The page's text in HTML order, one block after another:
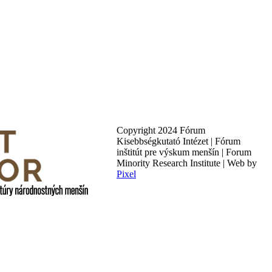
Copyright 2024 Fórum
Kisebbségkutató Intézet | Fórum
inštitút pre výskum menšín | Forum
Minority Research Institute | Web by
Pixel